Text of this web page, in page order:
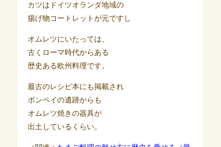
カツはドイツオランダ地域の
揚げ物コートレットが元ですし
オムレツにいたっては、
古くローマ時代からある
歴史ある欧州料理です。
最古のレシピ本にも掲載され
ポンペイの遺跡からも
オムレツ焼きの器具が
出土しているくらい。